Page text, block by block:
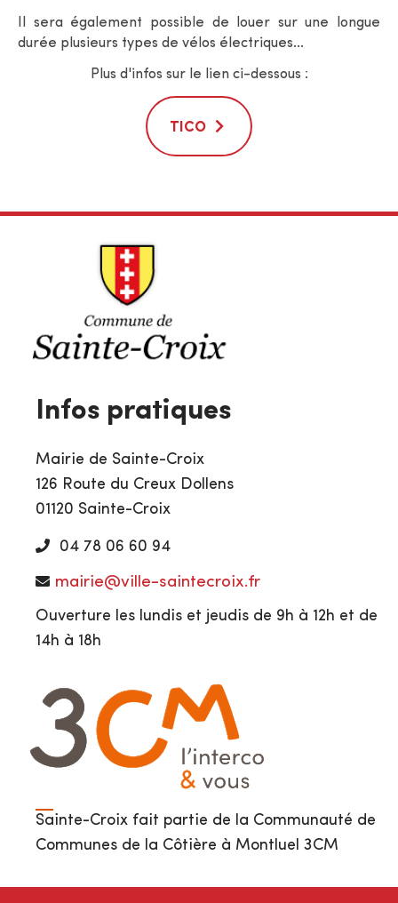
Il sera également possible de louer sur une longue
durée plusieurs types de vélos électriques...
Plus d'infos sur le lien ci-dessous :
TICO
Infos pratiques
Mairie de Sainte-Croix
126 Route du Creux Dollens
01120 Sainte-Croix
04 78 06 60 94
mairie@ville-saintecroix.fr
Ouverture les lundis et jeudis de 9h à 12h et de
14h à 18h
Sainte-Croix fait partie de la Communauté de
Communes de la Côtière à Montluel 3CM